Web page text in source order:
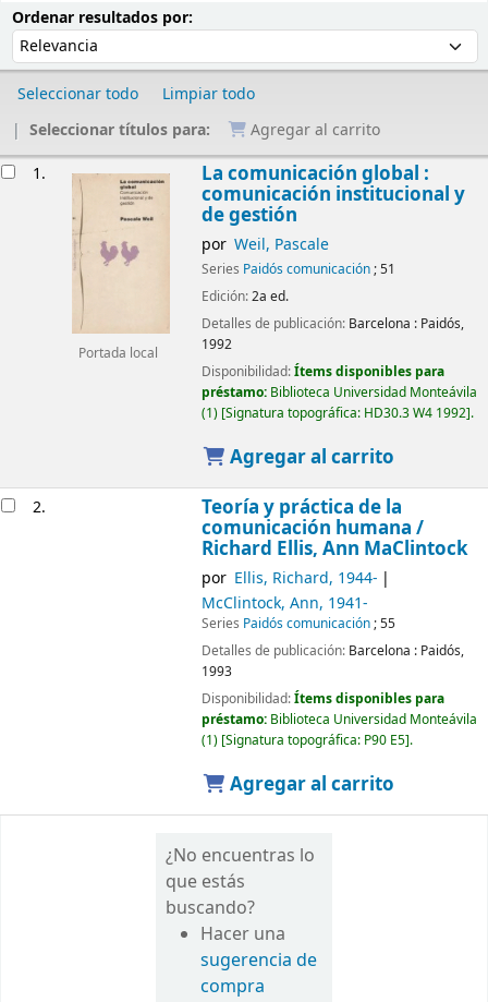
Ordenar resultados por:
Seleccionar todo
Limpiar todo
Seleccionar títulos para:
Agregar al carrito
1.
Portada local
La comunicación global :
comunicación institucional y
de gestión
por Weil, Pascale
Series Paidós comunicación; 51
Edición:2a ed.
Detalles de publicación: Barcelona : Paidós,
1992
Disponibilidad:Ítems disponibles para
préstamo: Biblioteca Universidad Monteávila
(1) Signatura topográfica: HD30.3 W4 1992 .
Agregar al carrito
2. Teoría y práctica de la
comunicación humana /
Richard Ellis, Ann MaClintock
por Ellis, Richard, 1944-
McClintock, Ann, 1941-
Series Paidós comunicación; 55
Detalles de publicación: Barcelona : Paidós,
1993
Disponibilidad:Ítems disponibles para
préstamo: Biblioteca Universidad Monteávila
(1) Signatura topográfica: P90 E5 .
Agregar al carrito
¿No encuentras lo
que estás
buscando?
Hacer una
sugerencia de
compra